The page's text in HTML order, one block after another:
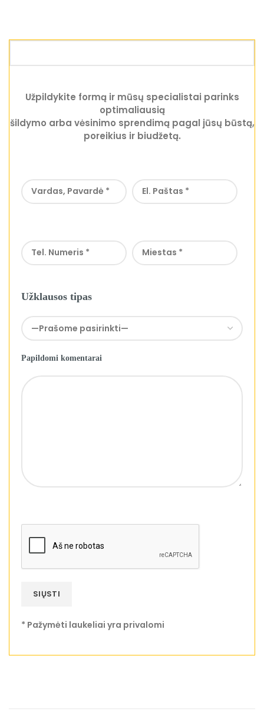
Užpildykite formą ir mūsų specialistai parinks
optimaliausią
šildymo arba vėsinimo sprendimą pagal jūsų būstą,
poreikius ir biudžetą.
Užklausos tipas
Papildomi komentarai
* Pažymėti laukeliai yra privalomi